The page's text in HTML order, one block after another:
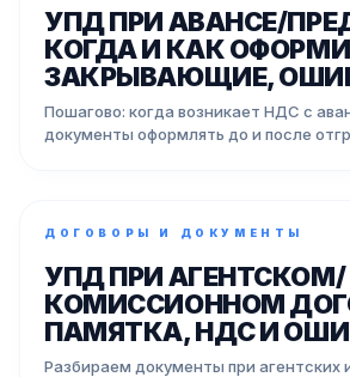
УПД ПРИ АВАНСЕ/
КОГДА И КАК
ЗАКРЫВАЮЩИЕ,
Пошагово: когда возникает НДС с
документы оформлять до и после
ДОГОВОРЫ И ДОКУМЕНТЫ
УПД ПРИ АГЕНТСКОМ/
КОМИССИОННОМ
ПАМЯТКА, НДС И
Разбираем документы при агентских